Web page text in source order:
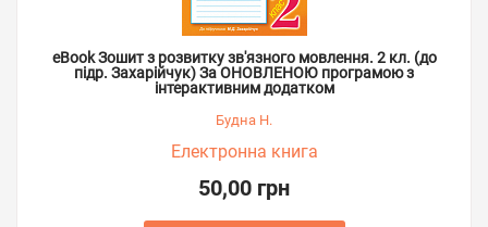
eBook Зошит з розвитку зв'язного мовлення. 2 кл. (до
підр. Захарійчук) За ОНОВЛЕНОЮ програмою з
інтерактивним додатком
Будна Н.
Електронна книга
50,00 грн